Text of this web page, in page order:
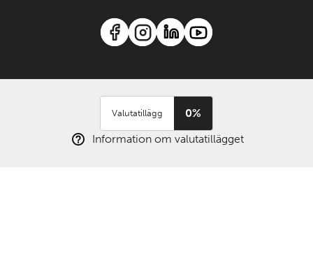
Valutatillägg
0%
Information om valutatillägget